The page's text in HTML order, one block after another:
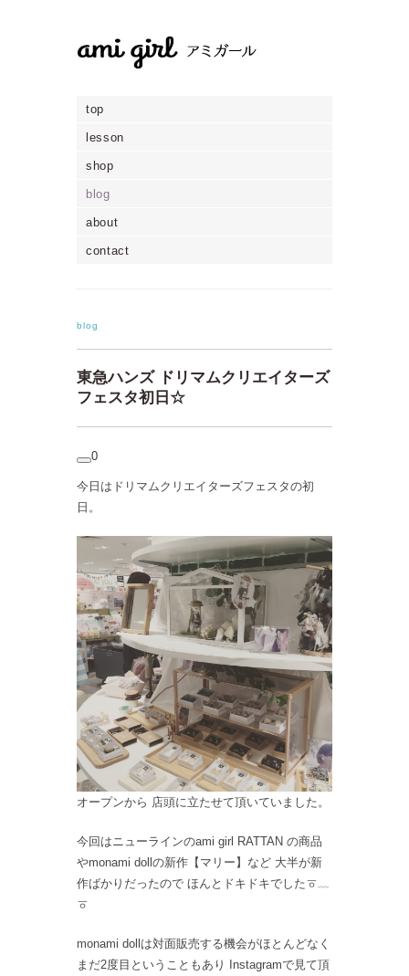
top
lesson
shop
blog
about
contact
blog
東急ハンズ ドリマムクリエイターズ
フェスタ初日☆
0
今日はドリマムクリエイターズフェスタの初
日。
オープンから 店頭に立たせて頂いていました。
今回はニューラインのami girl RATTAN の商品
やmonami dollの新作【マリー】など 大半が新
作ばかりだったので ほんとドキドキでしたㆆ﹏
ㆆ
monami dollは対面販売する機会がほとんどなく
まだ2度目ということもあり Instagramで見て頂